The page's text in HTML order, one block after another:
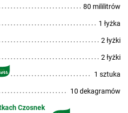
80 mililitrów
1 łyżka
2 łyżki
2 łyżki
1 sztuka
10 dekagramów
Czosnek